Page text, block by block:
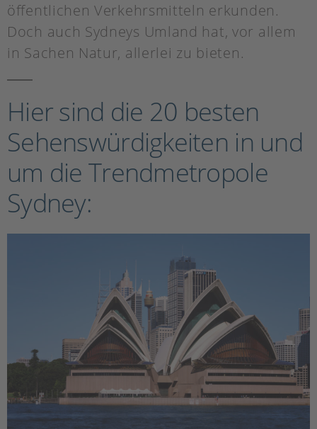
öffentlichen Verkehrsmitteln erkunden.
Doch auch Sydneys Umland hat, vor allem
in Sachen Natur, allerlei zu bieten.
Hier sind die 20 besten
Sehenswürdigkeiten in und
um die Trendmetropole
Sydney: